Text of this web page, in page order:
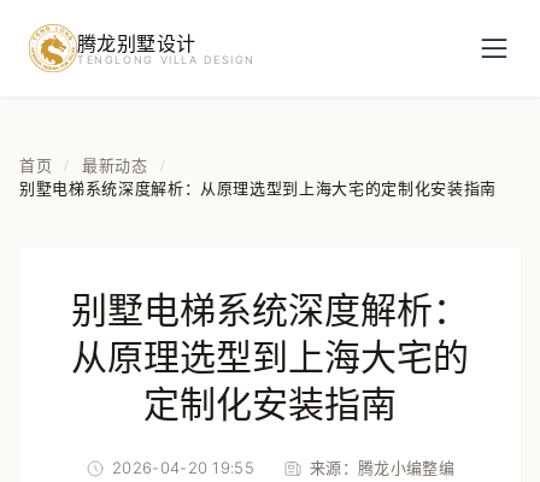
腾龙别墅设计
TENGLONG VILLA DESIGN
首页 / 最新动态 /
别墅电梯系统深度解析：从原理选型到上海大宅的定制化安装指南
别墅电梯系统深度解析：
从原理选型到上海大宅的
定制化安装指南
2026-04-20 19:55 来源： 腾龙小编整编
预约设计咨询
房屋面积（㎡）
立即预约